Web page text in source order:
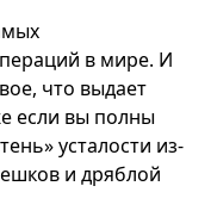
в мире. И
что выдает
если вы полны
усталости из-
и дряблой